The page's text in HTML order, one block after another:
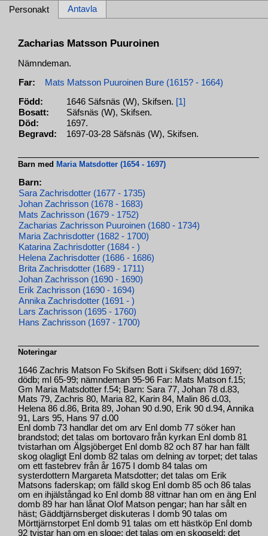
Personakt Antavla
Zacharias Matsson Puuroinen
Nämndeman.
Far:
Mats Matsson Puuroinen Bure (1615? - 1664)
Född: 1646 Säfsnäs (W), Skifsen. [1]
Bosatt:
Säfsnäs (W), Skifsen.
Död:
1697.
Begravd:
1697-03-28 Säfsnäs (W), Skifsen.
Barn medMaria Matsdotter (1654 - 1697)
Barn:
Sara Zachrisdotter (1677 - 1735)
Johan Zachrisson (1678 - 1683)
Mats Zachrisson (1679 - 1752)
Zacharias Zachrisson Puuroinen (1680 - 1734)
Maria Zachrisdotter (1682 - 1700)
Katarina Zachrisdotter (1684 - )
Helena Zachrisdotter (1686 - 1686)
Brita Zachrisdotter (1689 - 1711)
Johan Zachrisson (1690 - 1690)
Erik Zachrisson (1690 - 1694)
Annika Zachrisdotter (1691 - )
Lars Zachrisson (1695 - 1760)
Hans Zachrisson (1697 - 1700)
Noteringar
1646 Zachris Matson Fo Skifsen Bott i Skifsen; död 1697;
dödb; ml 65-99; nämndeman 95-96 Far: Mats Matson f.15;
Gm Maria Matsdotter f.54; Barn: Sara 77, Johan 78 d.83,
Mats 79, Zachris 80, Maria 82, Karin 84, Malin 86 d.03,
Helena 86 d.86, Brita 89, Johan 90 d.90, Erik 90 d.94, Annika
91, Lars 95, Hans 97 d.00
Enl domb 73 handlar det om arv Enl domb 77 söker han
brandstod; det talas om bortovaro från kyrkan Enl domb 81
tvistarhan om Älgsjöberget Enl domb 82 och 87 har han fällt
skog olagligt Enl domb 82 talas om delning av torpet; det talas
om ett fastebrev från år 1675 I domb 84 talas om
systerdottern Margareta Matsdotter; det talas om Erik
Matsons faderskap; om fälld skog Enl domb 85 och 86 talas
om en ihjälstångad ko Enl domb 88 vittnar han om en äng Enl
domb 89 har han lånat Olof Matson pengar; han har sålt en
häst; Gäddtjärnsberget diskuteras I domb 90 talas om
Mörttjärnstorpet Enl domb 91 talas om ett hästköp Enl domb
92 tvistar han om en sloge; det talas om en skogseld; det